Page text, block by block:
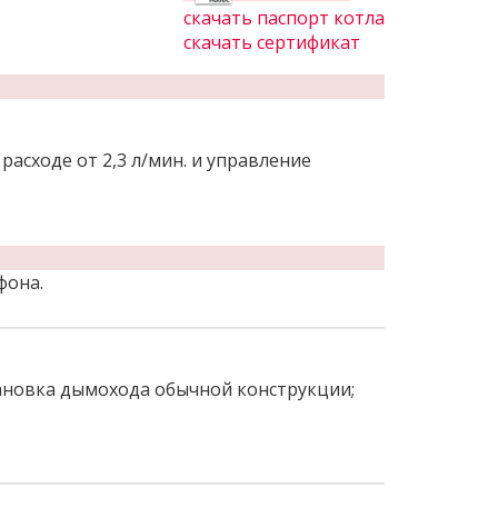
скачать паспорт котла
скачать сертификат
от 2,3 л/мин. и управление
дымохода обычной конструкции;